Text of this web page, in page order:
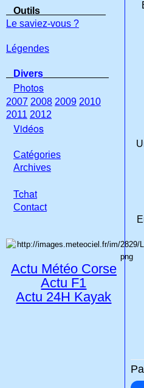
Outils
Le saviez-vous ?
Légendes
Divers
Photos
2007 2008 2009 2010
2011 2012
Vidéos
Catégories
Archives
Tchat
Contact
Actu Météo Corse
Actu F1
Actu 24H Kayak